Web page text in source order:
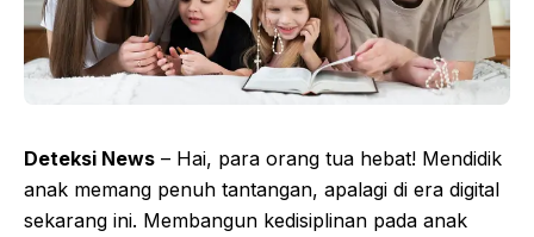
Deteksi News – Hai, para orang tua hebat! Mendidik
anak memang penuh tantangan, apalagi di era digital
sekarang ini. Membangun kedisiplinan pada anak